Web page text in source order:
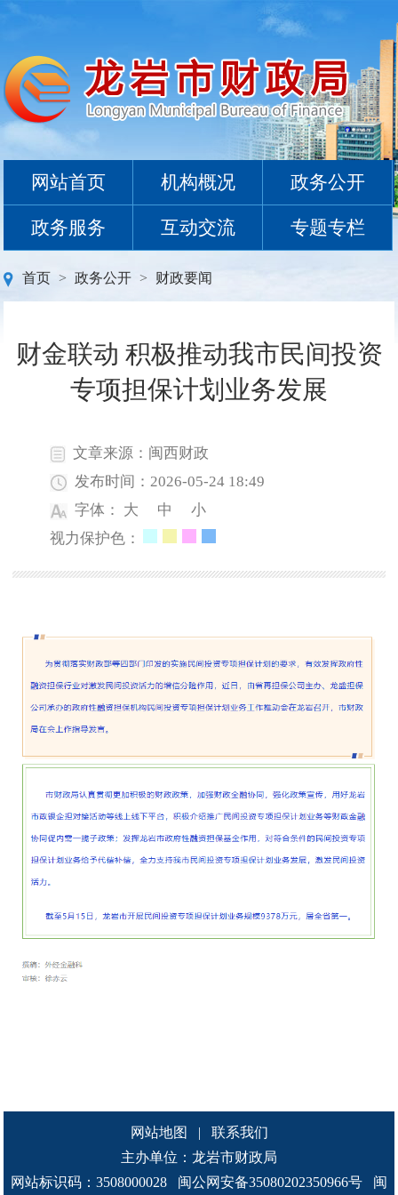
网站首页 机构概况 政务公开
政务服务 互动交流 专题专栏
首页 > 政务公开 > 财政要闻
财金联动 积极推动我市民间投资
专项担保计划业务发展
文章来源：闽西财政
发布时间：2026-05-24 18:49
字体： 大 中
小
视力保护色：
网站地图 |
联系我们
主办单位：龙岩市财政局
网站标识码：3508000028
闽公网安备35080202350966号 闽